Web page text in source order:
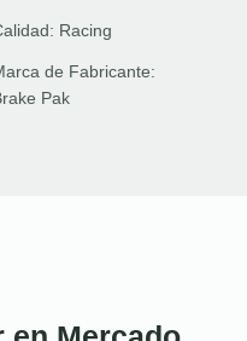
Racing
de Fabricante:
Pak